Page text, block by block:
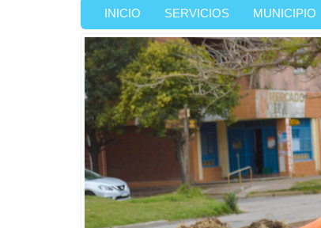
INICIO SERVICIOS MUNICIPIO